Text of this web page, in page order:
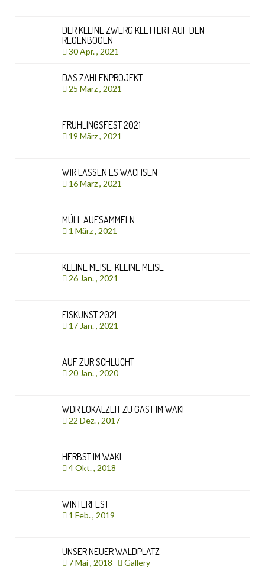
DER KLEINE ZWERG KLETTERT AUF DEN
REGENBOGEN
30 Apr. , 2021
DAS ZAHLENPROJEKT
25 März , 2021
FRÜHLINGSFEST 2021
19 März , 2021
WIR LASSEN ES WACHSEN
16 März , 2021
MÜLL AUFSAMMELN
1 März , 2021
KLEINE MEISE, KLEINE MEISE
26 Jan. , 2021
EISKUNST 2021
17 Jan. , 2021
AUF ZUR SCHLUCHT
20 Jan. , 2020
WDR LOKALZEIT ZU GAST IM WAKI
22 Dez. , 2017
HERBST IM WAKI
4 Okt. , 2018
WINTERFEST
1 Feb. , 2019
UNSER NEUER WALDPLATZ
7 Mai , 2018 Gallery